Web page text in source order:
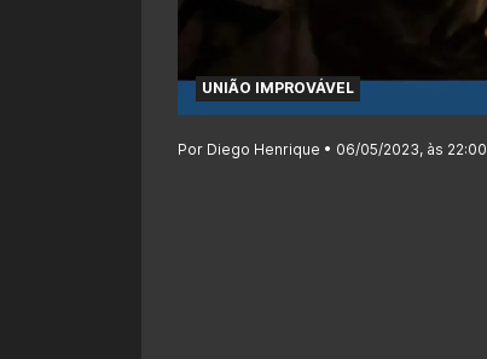
UNIÃO IMPROVÁVEL
Por Diego Henrique • 06/05/2023, às 22:00